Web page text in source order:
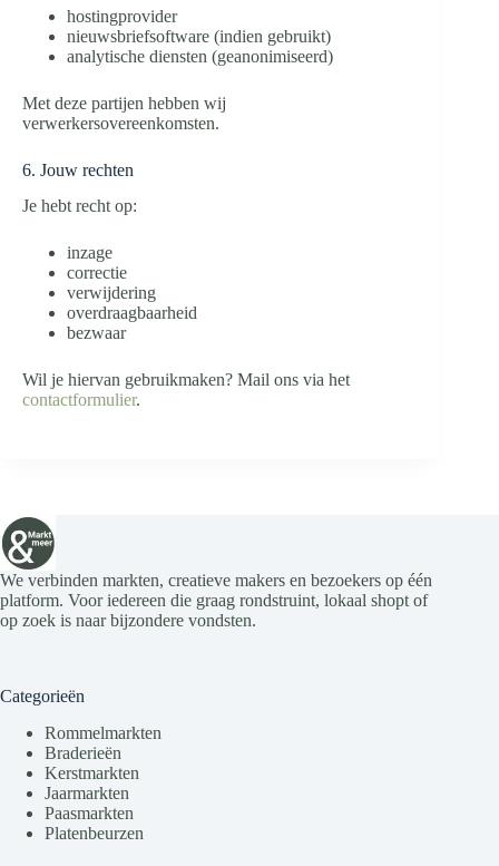
hostingprovider
nieuwsbriefsoftware (indien gebruikt)
analytische diensten (geanonimiseerd)
Met deze partijen hebben wij
verwerkersovereenkomsten.
6. Jouw rechten
Je hebt recht op:
inzage
correctie
verwijdering
overdraagbaarheid
bezwaar
Wil je hiervan gebruikmaken? Mail ons via het
contactformulier.
We verbinden markten, creatieve makers en bezoekers op één
platform. Voor iedereen die graag rondstruint, lokaal shopt of
op zoek is naar bijzondere vondsten.
Categorieën
Rommelmarkten
Braderieën
Kerstmarkten
Jaarmarkten
Paasmarkten
Platenbeurzen